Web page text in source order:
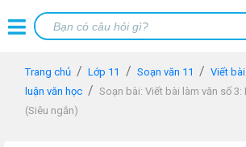
Trang chủ Lớp 11 Soạn văn 11
Viết
luận văn học
Soạn bài: Viết bài làm văn số 3:
(Siêu ngắn)